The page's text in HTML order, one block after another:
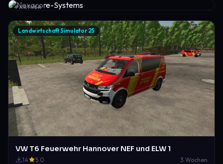
PARTNER
Landwirtschaft Simulator 25
VW T6 Feuerwehr Hannover NEF und ELW 1
14 5.0 3 Wochen